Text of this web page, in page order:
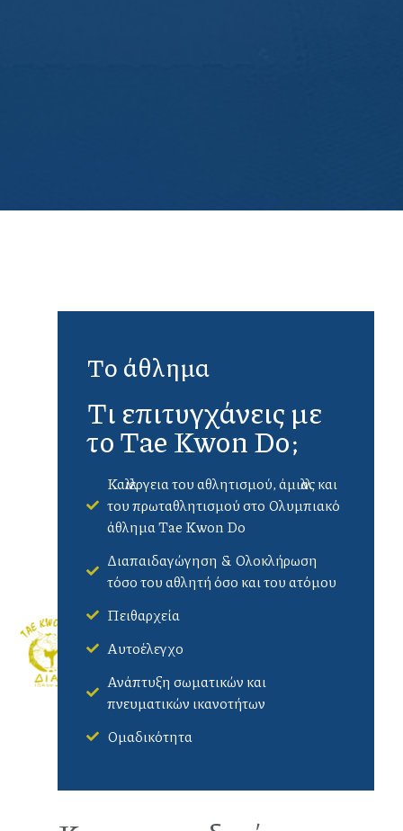
Το άθλημα
Τι επιτυγχάνεις με
το Tae Kwon Do;
Καλλιέργεια του αθλητισμού, άμιλλας και
του πρωταθλητισμού στο Ολυμπιακό
άθλημα Tae Kwon Do
Διαπαιδαγώγηση & Ολοκλήρωση
τόσο του αθλητή όσο και του ατόμου
Πειθαρχεία
Αυτοέλεγχο
Ανάπτυξη σωματικών και
πνευματικών ικανοτήτων
Ομαδικότητα